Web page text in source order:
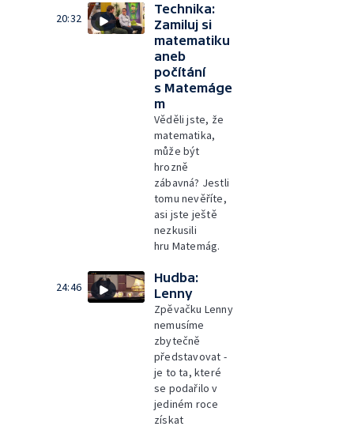
20:32
Technika:
Zamiluj si
matematiku
aneb
počítání
s Matemáge
m
Věděli jste, že
matematika,
může být
hrozně
zábavná? Jestli
tomu nevěříte,
asi jste ještě
nezkusili
hru Matemág.
24:46
Hudba:
Lenny
Zpěvačku Lenny
nemusíme
zbytečně
představovat -
je to ta, které
se podařilo v
jediném roce
získat